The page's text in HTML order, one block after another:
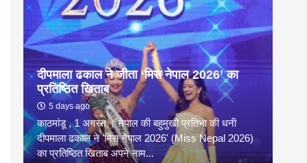
दीपमाला ढकाल ने जीता ‘मिस नेपाल 2026’ का
प्रतिष्ठित खिताब
5 days ago
काठमांडू , 1 अगस्त । नेपाल की बहुमुखी प्रतिभा की धनी
दीपमाला ढकाल ने 'मिस नेपाल 2026' (Miss Nepal 2026)
का प्रतिष्ठित खिताब अपने नाम...